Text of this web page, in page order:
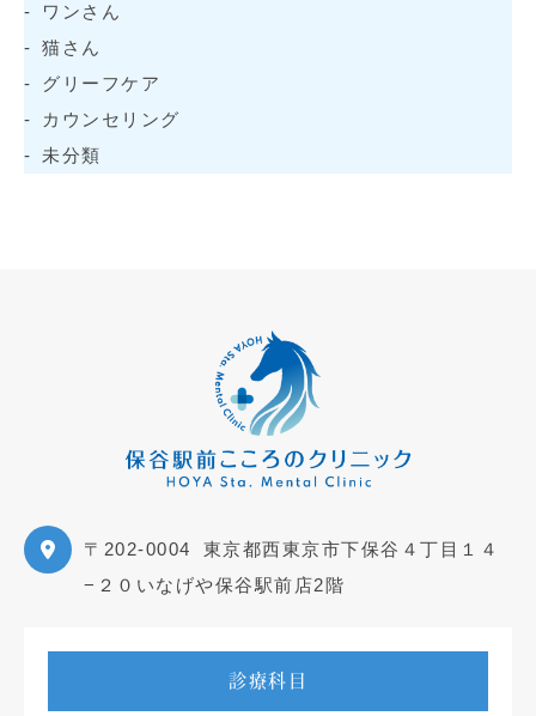
ワンさん
猫さん
グリーフケア
カウンセリング
未分類
〒202-0004
東京都西東京市下保谷４丁目１４
−２０いなげや保谷駅前店2階
診療科目